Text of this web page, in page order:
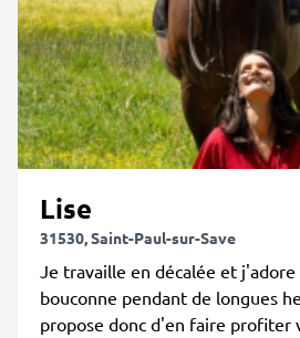
Lise
31530, Saint-Paul-sur-Save
Je travaille en décalée et
bouconne pendant de longues
propose donc d'en faire profiter